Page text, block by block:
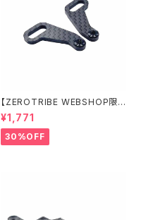
【ZEROTRIBE WEBSHOP限
定価格】RCM-X4-CSAR カ
ーボンリアステアリングアームセ
ット XRAY X4用
¥1,771
30%OFF